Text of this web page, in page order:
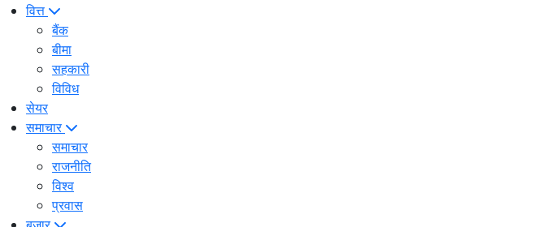
वित्त
बैंक
बीमा
सहकारी
विविध
सेयर
समाचार
समाचार
राजनीति
विश्व
प्रवास